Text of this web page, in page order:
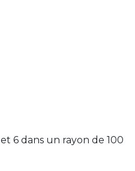
et 6 dans un rayon de 100